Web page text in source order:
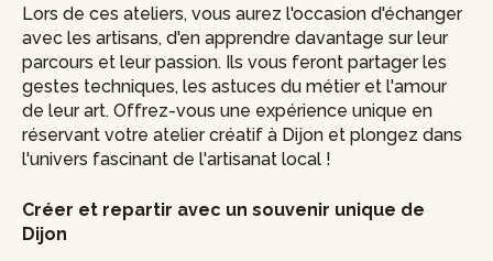
Lors de ces ateliers, vous aurez l'occasion d'échanger
avec les artisans, d'en apprendre davantage sur leur
parcours et leur passion. Ils vous feront partager les
gestes techniques, les astuces du métier et l'amour
de leur art. Offrez-vous une expérience unique en
réservant votre atelier créatif à Dijon et plongez dans
l'univers fascinant de l'artisanat local !
Créer et repartir avec un souvenir unique de
Dijon